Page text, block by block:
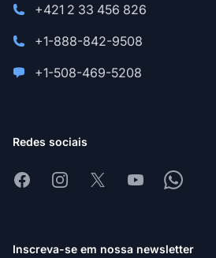
+421 2 33 456 826
+1-888-842-9508
+1-508-469-5208
Redes sociais
FacebookInstagram
X YoutubeWhatsapp
Inscreva-se em nossa newsletter